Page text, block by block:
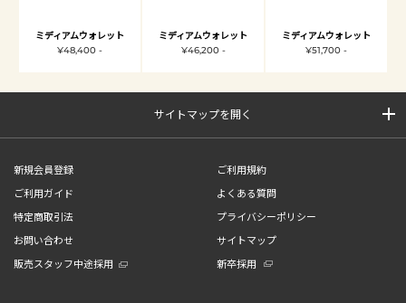
ミディアムウォレット
¥48,400 -
ミディアムウォレット
¥46,200 -
ミディアムウォレット
¥51,700 -
サイトマップを開く
新規会員登録
ご利用規約
ご利用ガイド
よくある質問
特定商取引法
プライバシーポリシー
お問い合わせ
サイトマップ
販売スタッフ中途採用
新卒採用